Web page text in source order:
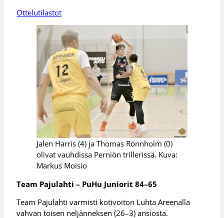
Ottelutilastot
Jalen Harris (4) ja Thomas Rönnholm (0)
olivat vauhdissa Perniön trillerissä. Kuva:
Markus Moisio
Team Pajulahti – PuHu Juniorit 84–65
Team Pajulahti varmisti kotivoiton Luhta Areenalla
vahvan toisen neljänneksen (26–3) ansiosta.